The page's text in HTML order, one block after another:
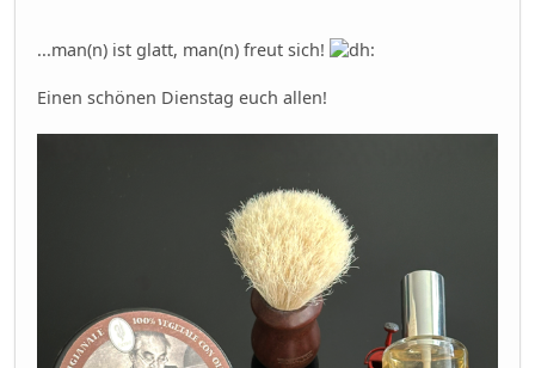
...man(n) ist glatt, man(n) freut sich!
Einen schönen Dienstag euch allen!